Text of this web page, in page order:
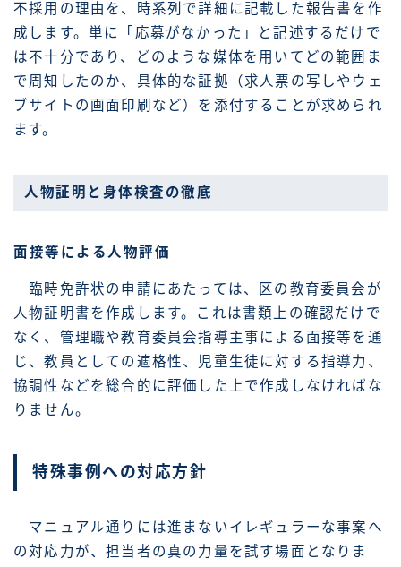
不採用の理由を、時系列で詳細に記載した報告書を作
成します。単に「応募がなかった」と記述するだけで
は不十分であり、どのような媒体を用いてどの範囲ま
で周知したのか、具体的な証拠（求人票の写しやウェ
ブサイトの画面印刷など）を添付することが求められ
ます。
人物証明と身体検査の徹底
面接等による人物評価
臨時免許状の申請にあたっては、区の教育委員会が
人物証明書を作成します。これは書類上の確認だけで
なく、管理職や教育委員会指導主事による面接等を通
じ、教員としての適格性、児童生徒に対する指導力、
協調性などを総合的に評価した上で作成しなければな
りません。
特殊事例への対応方針
マニュアル通りには進まないイレギュラーな事案へ
の対応力が、担当者の真の力量を試す場面となりま